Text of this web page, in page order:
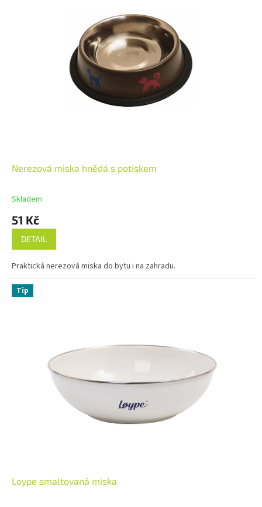
Nerezová miska hnědá s potiskem
Skladem
51 Kč
DETAIL
Praktická nerezová miska do bytu i na zahradu.
Tip
Loype smaltovaná miska